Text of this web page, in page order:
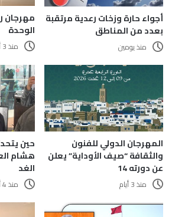
أجواء حارة وزخات رعدية مرتقبة
بعدد من المناطق
منذ يومين
مهرجان
الوحدة
منذ 3 أيام
المهرجان الدولي للفنون
والثقافة “صيف الأوداية” يعلن
عن دورته 14
منذ 3 أيام
حين
هشام
الغد
منذ 4 أيام